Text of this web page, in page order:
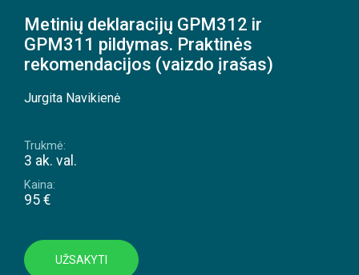
Metinių deklaracijų GPM312 ir
GPM311 pildymas. Praktinės
rekomendacijos (vaizdo įrašas)
Jurgita Navikienė
Trukmė:
3 ak. val.
Kaina:
95 €
UŽSAKYTI